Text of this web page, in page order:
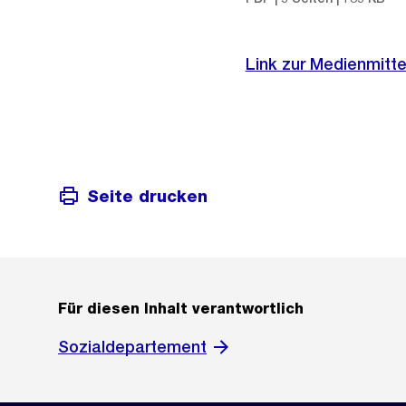
Link zur
Seite drucken
Für diesen Inhalt verantwortlich
Sozialdepartement